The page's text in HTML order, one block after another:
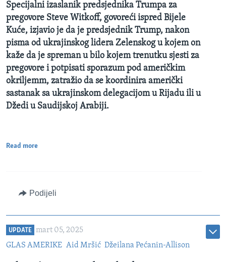
Specijalni izaslanik predsjednika Trumpa za
pregovore Steve Witkoff, govoreći ispred Bijele
Kuće, izjavio je da je predsjednik Trump, nakon
pisma od ukrajinskog lidera Zelenskog u kojem on
kaže da je spreman u bilo kojem trenutku sjesti za
pregovore i potpisati sporazum pod američkim
okriljemm, zatražio da se koordinira američki
sastanak sa ukrajinskom delegacijom u Rijadu ili u
Džedi u Saudijskoj Arabiji.
Read more
Podijeli
UPDATE
mart 05, 2025
GLAS AMERIKE Aid Mršić Džeilana Pećanin-Allison